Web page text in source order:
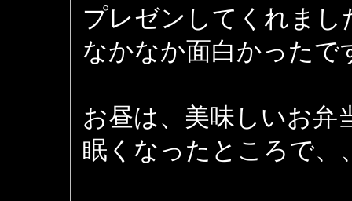
プレゼンしてくれまし
なかなか面白かったで
お昼は、美味しいお弁
眠くなったところで、